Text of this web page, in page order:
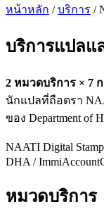
หน้าหลัก / บริการ /
บริการแปลแ
2 หมวดบริการ × 7
นักแปลที่ถือตรา
ของ Department of
NAATI Digital
DHA / ImmiAccount
หมวดบริการ